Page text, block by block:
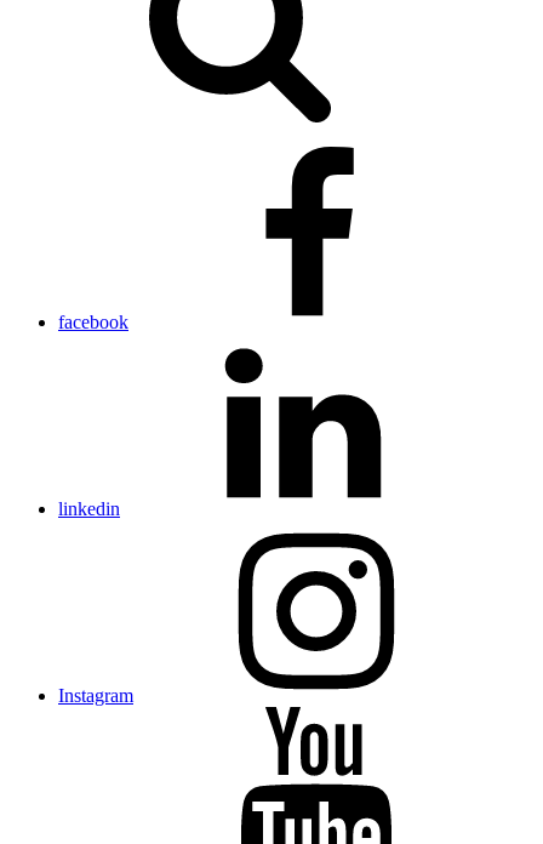
facebook
linkedin
Instagram